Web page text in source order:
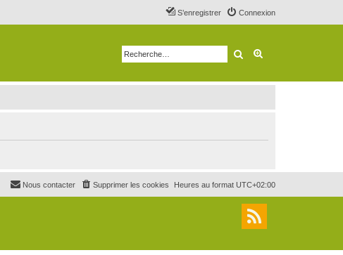
Connexion
S’enregistrer
Rechercher
Heures au format UTC+02:00
Supprimer les cookies
Nous contacter